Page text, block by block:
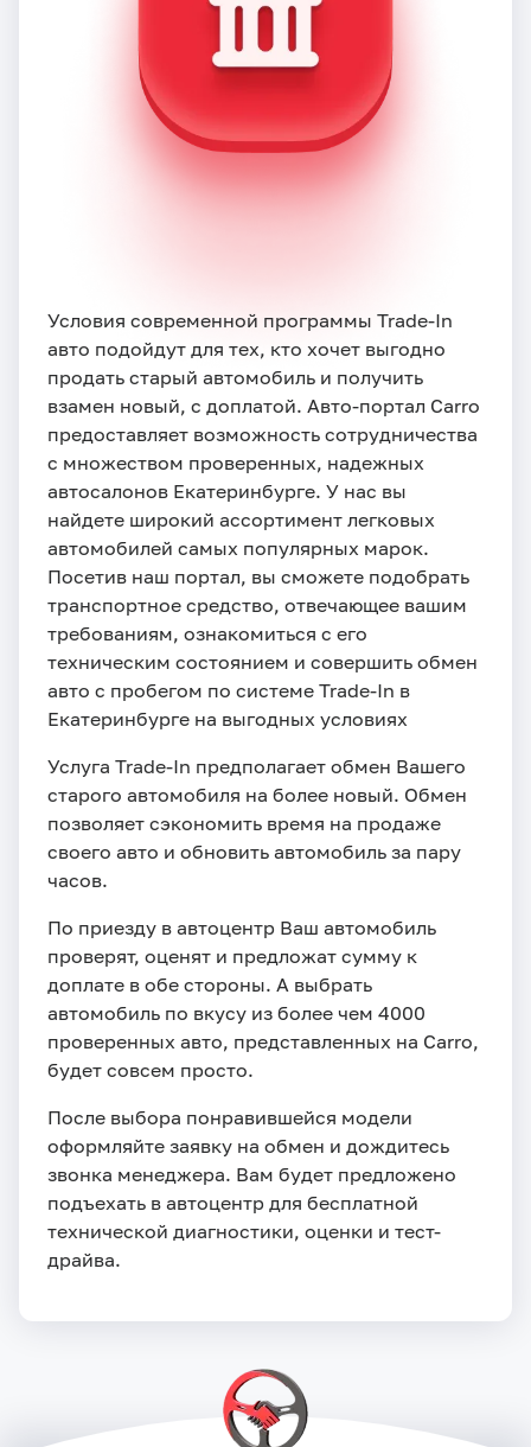
Условия современной программы Trade-In
авто подойдут для тех, кто хочет выгодно
продать старый автомобиль и получить
взамен новый, с доплатой. Авто-портал Carro
предоставляет возможность сотрудничества
с множеством проверенных, надежных
автосалонов Екатеринбурге. У нас вы
найдете широкий ассортимент легковых
автомобилей самых популярных марок.
Посетив наш портал, вы сможете подобрать
транспортное средство, отвечающее вашим
требованиям, ознакомиться с его
техническим состоянием и совершить обмен
авто с пробегом по системе Trade-In в
Екатеринбурге на выгодных условиях
Услуга Trade-In предполагает обмен Вашего
старого автомобиля на более новый. Обмен
позволяет сэкономить время на продаже
своего авто и обновить автомобиль за пару
часов.
По приезду в автоцентр Ваш автомобиль
проверят, оценят и предложат сумму к
доплате в обе стороны. А выбрать
автомобиль по вкусу из более чем 4000
проверенных авто, представленных на Carro,
будет совсем просто.
После выбора понравившейся модели
оформляйте заявку на обмен и дождитесь
звонка менеджера. Вам будет предложено
подъехать в автоцентр для бесплатной
технической диагностики, оценки и тест-
драйва.